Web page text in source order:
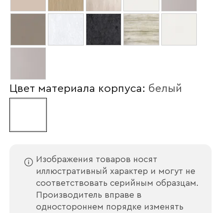
Цвет материала корпуса: белый
Изображения товаров носят
иллюстративный характер и могут не
соответствовать серийным образцам.
Производитель вправе в
одностороннем порядке изменять
Ваше имя
Наименование организации
Ваш email